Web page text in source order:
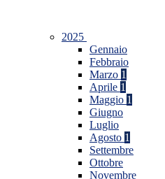
2025
Gennaio
Febbraio
Marzo 1
Aprile 1
Maggio 1
Giugno
Luglio
Agosto 1
Settembre
Ottobre
Novembre